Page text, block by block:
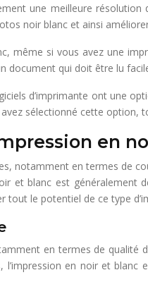
une meilleure
noir blanc et ainsi
même si vous avez une
document qui doit être lu
d’imprimante ont une
sélectionné cette
en
notamment en termes de
et blanc est
tout le potentiel de ce type
en termes de qualité
l’impression en noir et